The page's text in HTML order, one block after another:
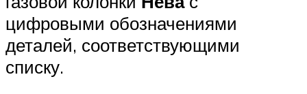
цифровыми обозначениями
деталей, соответствующими
списку.